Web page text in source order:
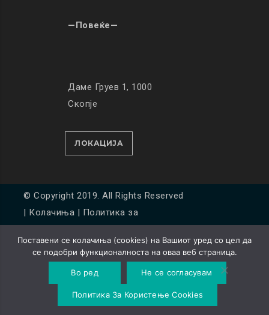
—Повеќе—
Даме Груев 1, 1000
Скопје
ЛОКАЦИЈА
© Copyright 2019. All Rights Reserved
Колачиња
Политика за
Developed byUnet
Поставени се колачиња (cookies) на Вашиот уред со цел да
се подобри функционалноста на оваа веб страница.
Во ред Не се согласувам
Политика За Користење Cookies